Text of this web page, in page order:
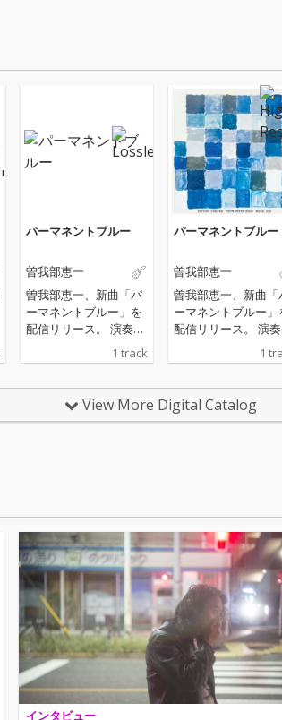
パーマネントブルー
曽我部恵一
曽我部恵一、新曲「パ
ーマネントブルー」を
配信リリース。 演奏、
クス、マスタリング、
至るまですべて曽我部
が手がけた楽曲。まる
いる。
1 track
パーマネントブルー
曽我部恵一
曽我部恵一、新曲「
ーマネントブルー」
配信リリース。 演奏、
クス、マスタリング
至るまですべて曽我部
が手がけた楽曲。まる
いる。
1
View More Digital Catalog
インタビュー